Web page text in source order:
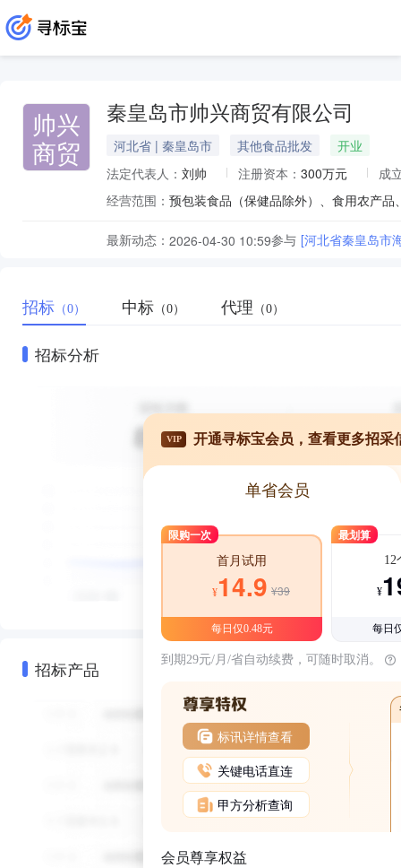
帅兴
商贸
秦皇岛市帅兴商贸有限公司
河北省 | 秦皇岛市 其他食品批发
开业
法定代表人： 刘帅 注册资本： 300万元
成
经营范围：
最新动态： 2026-04-30 10:59参与 [河北省秦皇岛市
招标 （0） 中标 （0） 代理 （0）
招标分析
招标产品
VIP 开通寻标宝会员，查看更多招采
单省会员
限购一次
首月试用
¥14.9 ¥39
每日仅0.48元
最划算
12
¥
每日
到期29元/月/省自动续费，可随时取消。
标讯详情查看
关键电话直连
甲方分析查询
会员尊享权益